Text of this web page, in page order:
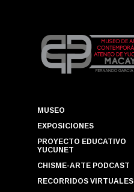
MUSEO
EXPOSICIONES
PROYECTO EDUCATIVO
YUCUNET
CHISME-ARTE PODCAST
RECORRIDOS VIRTUALES